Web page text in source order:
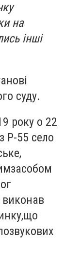
на
інші
суду.
року о 22
Р-55 село
засобом
виконав
що